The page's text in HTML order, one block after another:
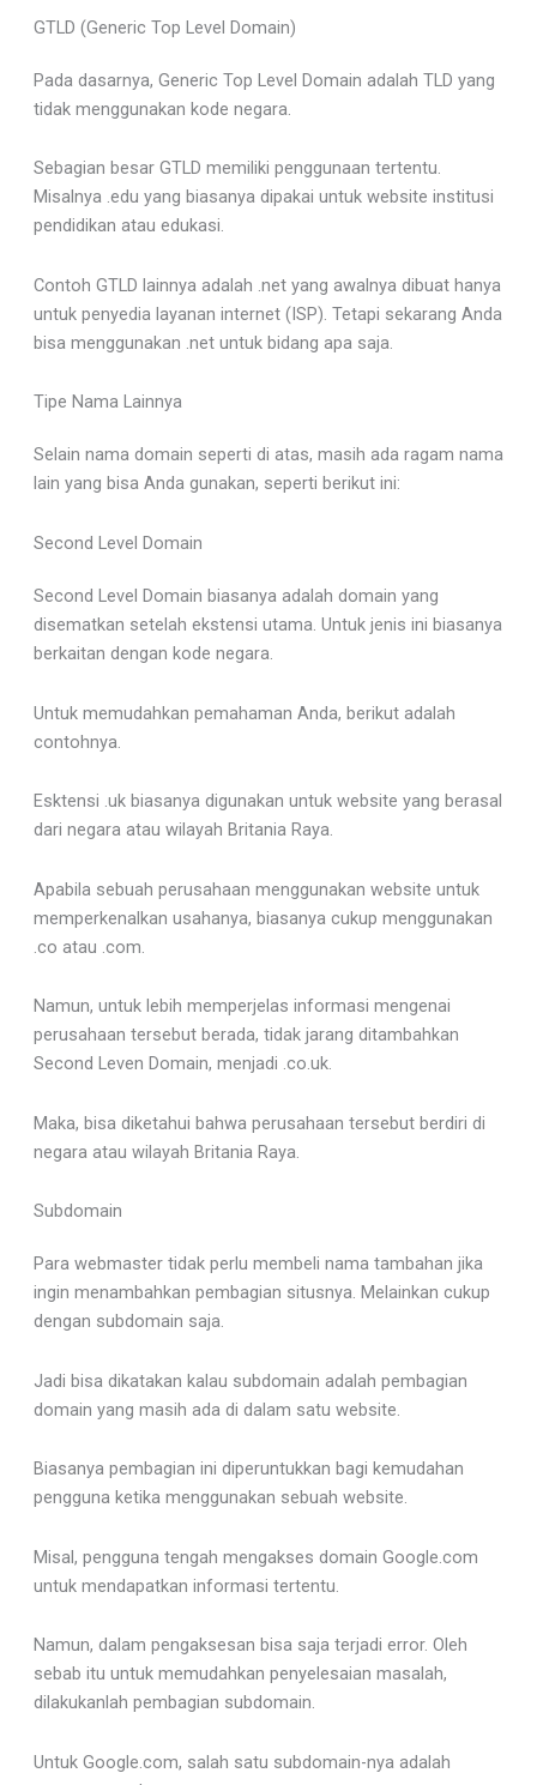
GTLD (Generic Top Level Domain)
Pada dasarnya, Generic Top Level Domain adalah TLD yang
tidak menggunakan kode negara.
Sebagian besar GTLD memiliki penggunaan tertentu.
Misalnya .edu yang biasanya dipakai untuk website institusi
pendidikan atau edukasi.
Contoh GTLD lainnya adalah .net yang awalnya dibuat hanya
untuk penyedia layanan internet (ISP). Tetapi sekarang Anda
bisa menggunakan .net untuk bidang apa saja.
Tipe Nama Lainnya
Selain nama domain seperti di atas, masih ada ragam nama
lain yang bisa Anda gunakan, seperti berikut ini:
Second Level Domain
Second Level Domain biasanya adalah domain yang
disematkan setelah ekstensi utama. Untuk jenis ini biasanya
berkaitan dengan kode negara.
Untuk memudahkan pemahaman Anda, berikut adalah
contohnya.
Esktensi .uk biasanya digunakan untuk website yang berasal
dari negara atau wilayah Britania Raya.
Apabila sebuah perusahaan menggunakan website untuk
memperkenalkan usahanya, biasanya cukup menggunakan
.co atau .com.
Namun, untuk lebih memperjelas informasi mengenai
perusahaan tersebut berada, tidak jarang ditambahkan
Second Leven Domain, menjadi .co.uk.
Maka, bisa diketahui bahwa perusahaan tersebut berdiri di
negara atau wilayah Britania Raya.
Subdomain
Para webmaster tidak perlu membeli nama tambahan jika
ingin menambahkan pembagian situsnya. Melainkan cukup
dengan subdomain saja.
Jadi bisa dikatakan kalau subdomain adalah pembagian
domain yang masih ada di dalam satu website.
Biasanya pembagian ini diperuntukkan bagi kemudahan
pengguna ketika menggunakan sebuah website.
Misal, pengguna tengah mengakses domain Google.com
untuk mendapatkan informasi tertentu.
Namun, dalam pengaksesan bisa saja terjadi error. Oleh
sebab itu untuk memudahkan penyelesaian masalah,
dilakukanlah pembagian subdomain.
Untuk Google.com, salah satu subdomain-nya adalah